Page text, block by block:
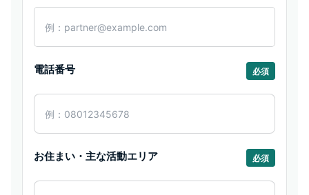
電話番号 必須
お住まい・主な活動エリア 必須